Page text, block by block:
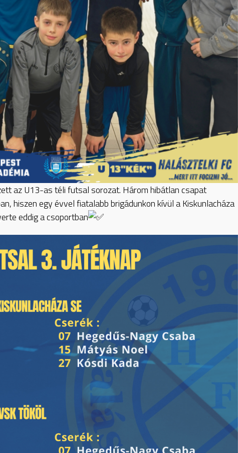
az U13-as téli futsal sorozat. Három hibátlan csapat
hiszen egy évvel fiatalabb brigádunkon kívül a Kiskunlacháza
eddig a csoportban